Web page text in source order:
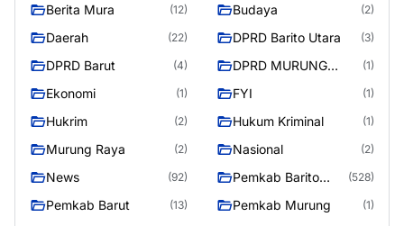
Berita Mura (12) Budaya (2)
Daerah (22) DPRD Barito Utara (3)
DPRD Barut (4)
DPRD MURUNG
(1)
Ekonomi (1) FYI (1)
Hukrim (2) Hukum Kriminal (1)
Murung Raya (2) Nasional (2)
News (92)
Pemkab Barito
(528)
Pemkab Barut (13) Pemkab Murung (1)